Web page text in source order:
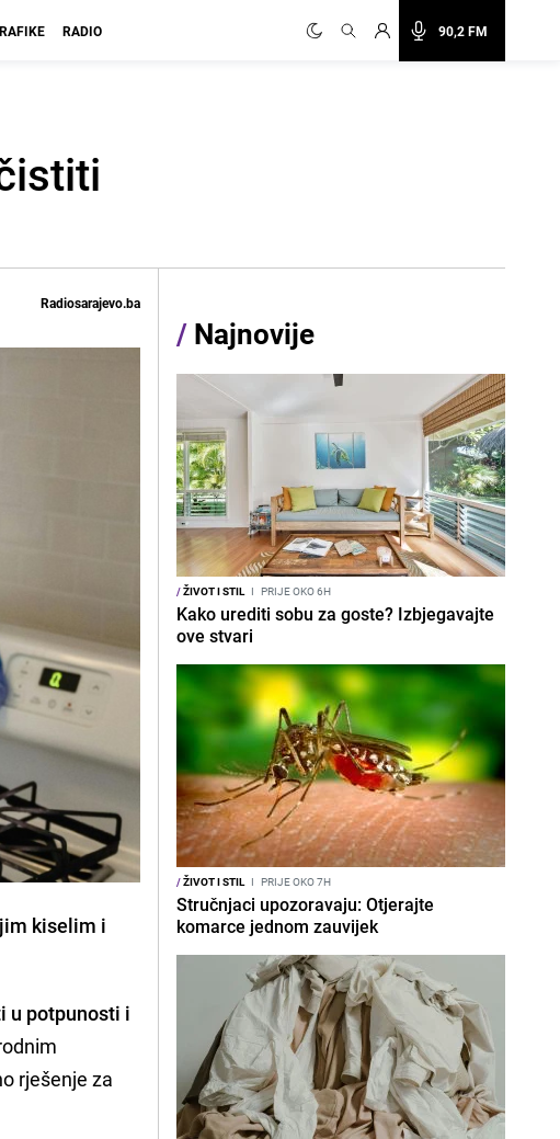
90,2 FM
RADIO
Radiosarajevo.ba
kiselim i
u potpunosti i
rješenje za
/ Najnovije
/ŽIVOT I STIL I PRIJE OKO 6H
Kako urediti sobu za goste? Izbjegavajte
ove stvari
/ŽIVOT I STIL I PRIJE OKO 7H
Stručnjaci upozoravaju: Otjerajte
komarce jednom zauvijek